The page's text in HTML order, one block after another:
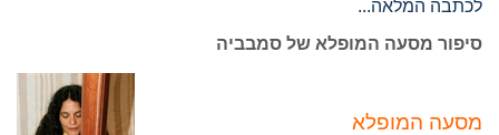
לכתבה המלאה...
סיפור מסעה המופלא של סמבביה
מסעה המופלא